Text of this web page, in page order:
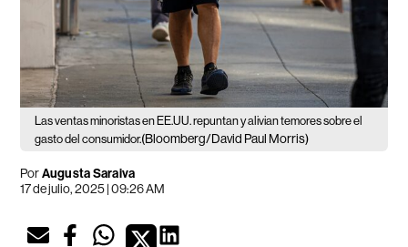
Las ventas minoristas en EE.UU. repuntan y alivian temores sobre el
gasto del consumidor.(Bloomberg/David Paul Morris)
PorAugusta Saraiva
17 de julio, 2025 | 09:26 AM